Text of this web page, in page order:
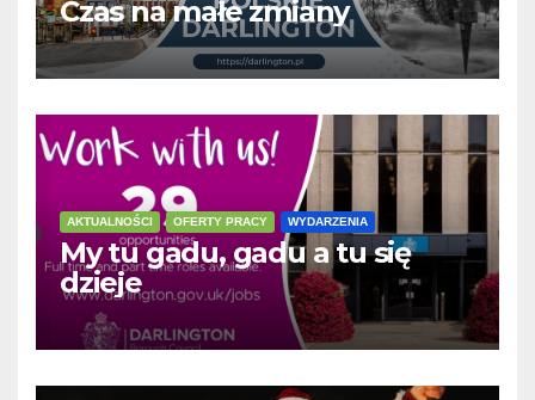
Czas na małe zmiany
AKTUALNOŚCI OFERTY PRACY WYDARZENIA
My tu gadu, gadu a tu się
dzieje